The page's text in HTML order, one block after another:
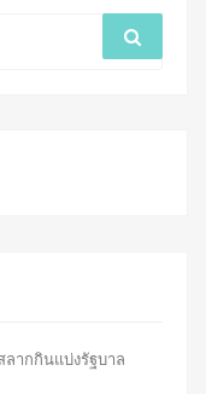
Search
ลากกินแบ่งรัฐบาล